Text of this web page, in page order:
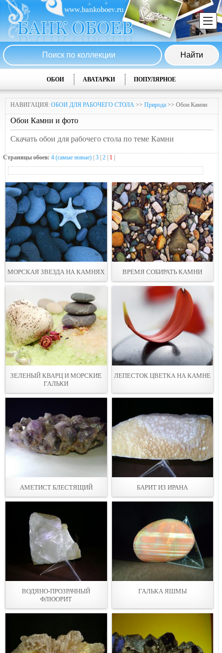
ОБОИ АВАТАРКИ ПОПУЛЯРНОЕ
НАВИГАЦИЯ: ОБОИ ДЛЯ РАБОЧЕГО СТОЛА >> Природа >> Обои Камни
Обои Камни и фото
Скачать обои для рабочего стола по теме Камни
Страницы обоев: 4 (самые новые) 3 2 1
МОРСКАЯ ЗВЕЗДА НА КАМНЯХ ВРЕМЯ СОБИРАТЬ КАМНИ
ЗЕЛЕНЫЙ КВАРЦ И МОРСКИЕ
ГАЛЬКИ
ЛЕПЕСТОК ЦВЕТКА НА КАМНЕ
АМЕТИСТ БЛЕСТЯЩИЙ БАРИТ ИЗ ИРАНА
ВОДЯНО-ПРОЗРАЧНЫЙ
ФЛЮОРИТ
ГАЛЬКА ЯШМЫ